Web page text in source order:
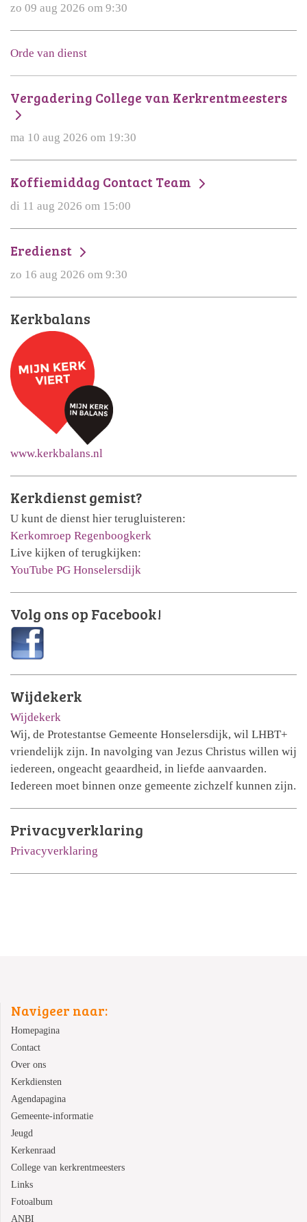
zo 09 aug 2026 om 9:30
Orde van dienst
Vergadering College van Kerkrentmeesters
ma 10 aug 2026 om 19:30
Koffiemiddag Contact Team
di 11 aug 2026 om 15:00
Eredienst
zo 16 aug 2026 om 9:30
Kerkbalans
www.kerkbalans.nl
Kerkdienst gemist?
U kunt de dienst hier terugluisteren:
Kerkomroep Regenboogkerk
Live kijken of terugkijken:
YouTube PG Honselersdijk
Volg ons op Facebook!
Wijdekerk
Wijdekerk
Wij, de Protestantse Gemeente Honselersdijk, wil LHBT+
vriendelijk zijn. In navolging van Jezus Christus willen wij
iedereen, ongeacht geaardheid, in liefde aanvaarden.
Iedereen moet binnen onze gemeente zichzelf kunnen zijn.
Privacyverklaring
Privacyverklaring
Navigeer naar:
Homepagina
Contact
Over ons
Kerkdiensten
Agendapagina
Gemeente-informatie
Jeugd
Kerkenraad
College van kerkrentmeesters
Links
Fotoalbum
ANBI